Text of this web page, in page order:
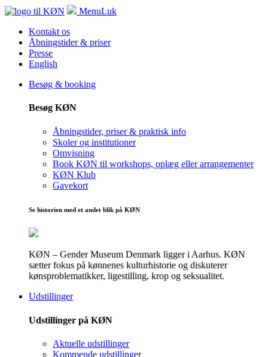
MenuLuk
Kontakt os
Åbningstider & priser
Presse
English
Besøg & booking
Besøg KØN
Åbningstider, priser & praktisk info
Skoler og institutioner
Omvisning
Book KØN til workshops, oplæg eller arrangementer
KØN Klub
Gavekort
Se historien med et andet blik på KØN
KØN – Gender Museum Denmark ligger i Aarhus. KØN
sætter fokus på kønnenes kulturhistorie og diskuterer
kønsproblematikker, ligestilling, krop og seksualitet.
Udstillinger
Udstillinger på KØN
Aktuelle udstillinger
Kommende udstillinger